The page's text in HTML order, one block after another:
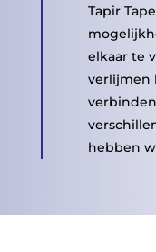
Tapir
elkaar te
verlijmen
hebben